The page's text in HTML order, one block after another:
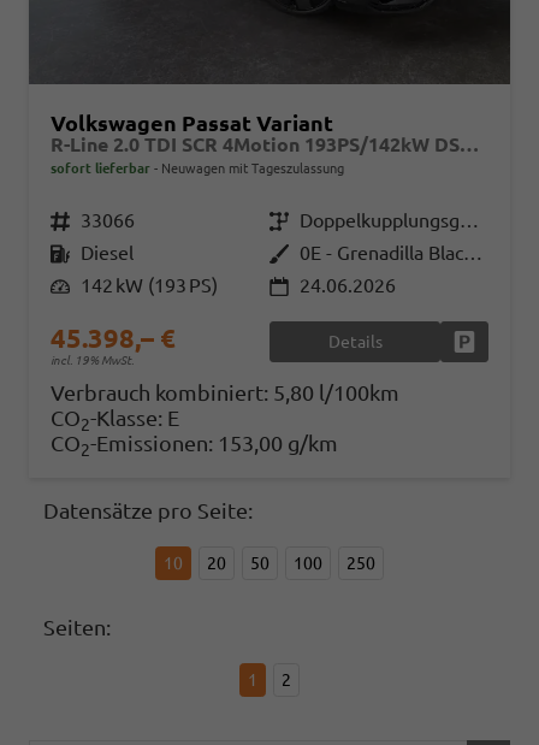
Volkswagen Passat Variant
R-Line 2.0 TDI SCR 4Motion 193PS/142kW DSG7 2026 | +AHK +PANO +Black Style +19" Schwarz LM +NAVI +RFK +TravelAssist
sofort lieferbar Neuwagen mit Tageszulassung
Fahrzeugnr. 33066 Getriebe
Doppelkupplungsgetriebe (DSG)
Kraftstoff Diesel Außenfarbe
0E - Grenadilla Black Met.
Leistung 142 kW (193 PS) 24.06.2026
45.398,– €
incl. 19% MwSt.
Details
Verbrauch kombiniert: 5,80 l/100km
CO2-Klasse: E
CO2-Emissionen: 153,00 g/km
Datensätze pro Seite:
10 20 50 100 250
Seiten:
1 2